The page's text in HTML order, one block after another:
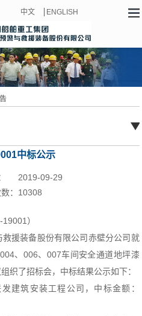
中文 ENGLISH
中标公示
2019-09-29
： 10308
）
援装备股份有限公司赤壁分公司就
、006、007车间安全通道地坪漆
织了招标会，中标结果公示如下：
建筑安装工程公司，中标金额：